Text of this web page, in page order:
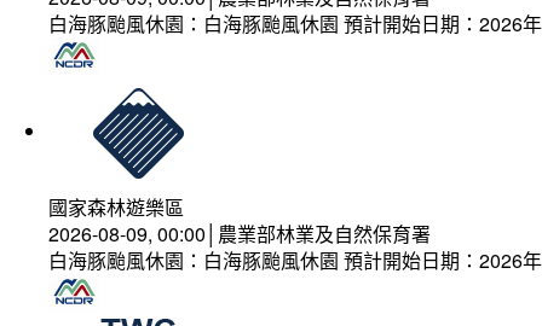
白海豚颱風休園：白海豚颱風休園 預計開始日期：2026
國家森林遊樂區
2026-08-09, 00:00│農業部林業及自然保育署
白海豚颱風休園：白海豚颱風休園 預計開始日期：2026